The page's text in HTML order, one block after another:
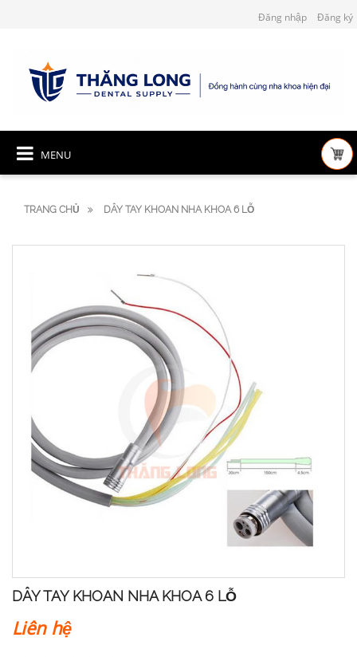
Đăng nhập Đăng ký
MENU
TRANG CHỦ DÂY TAY KHOAN NHA KHOA 6 LỖ
DÂY TAY KHOAN NHA KHOA 6 LỖ
Liên hệ